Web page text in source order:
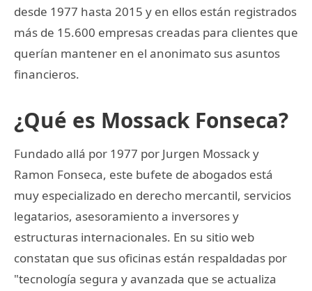
desde 1977 hasta 2015 y en ellos están registrados
más de 15.600 empresas creadas para clientes que
querían mantener en el anonimato sus asuntos
financieros.
¿Qué es Mossack Fonseca?
Fundado allá por 1977 por Jurgen Mossack y
Ramon Fonseca, este bufete de abogados está
muy especializado en derecho mercantil, servicios
legatarios, asesoramiento a inversores y
estructuras internacionales. En su sitio web
constatan que sus oficinas están respaldadas por
"tecnología segura y avanzada que se actualiza